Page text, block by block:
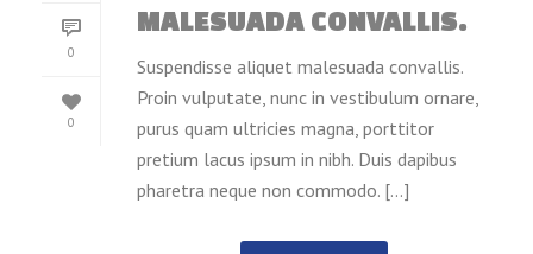
0
0
MALESUADA CONVALLIS.
Suspendisse aliquet malesuada convallis.
Proin vulputate, nunc in vestibulum ornare,
purus quam ultricies magna, porttitor
pretium lacus ipsum in nibh. Duis dapibus
pharetra neque non commodo. [...]